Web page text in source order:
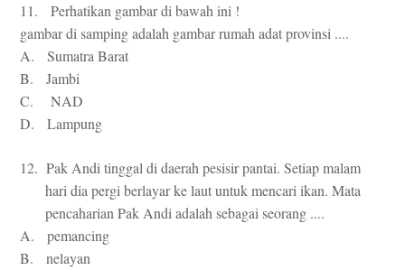
11. Perhatikan gambar di bawah ini !
gambar di samping adalah gambar rumah adat provinsi ....
A. Sumatra Barat
B. Jambi
C. NAD
D. Lampung
12. Pak Andi tinggal di daerah pesisir pantai. Setiap malam
hari dia pergi berlayar ke laut untuk mencari ikan. Mata
pencaharian Pak Andi adalah sebagai seorang ....
A. pemancing
B. nelayan